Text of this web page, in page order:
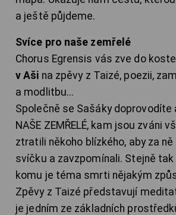
a ještě půjdeme.
Svíce pro naše zemřelé
Chorus Egrensis vás zve do
v Aši na zpěvy z Taizé, poezii,
a modlitbu...
Společně se Sašáky doprovodíte
NAŠE ZEMŘELÉ, kam jsou zváni
ztratili někoho blízkého, aby za
svíčku a zavzpomínali. Stejně
komu je téma smrti nějakým
Zpěvy z Taizé představují
je jedním ze základních